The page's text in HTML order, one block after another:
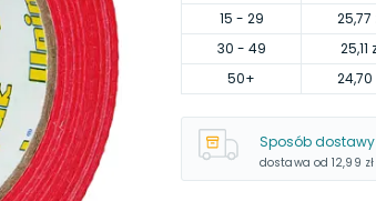
15 - 29 25,77
30 - 49 25,11
50+ 24,70
Sposób dostawy
dostawa od 12,99 zł